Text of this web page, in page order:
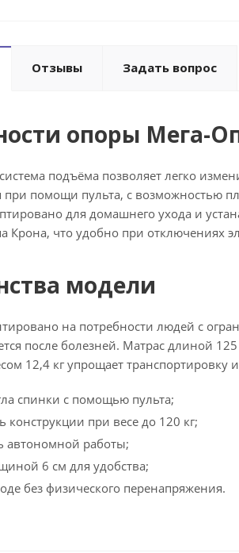
Отзывы Задать вопрос
опоры Мега-
подъёма позволяет легко
при помощи пульта, с возможностью
для домашнего ухода и
Крона, что удобно при отключениях
модели
на потребности людей с
после болезней. Матрас длиной
12,4 кг упрощает транспортировку
спинки с помощью пульта;
конструкции при весе до 120 кг;
автономной работы;
6 см для удобства;
без физического перенапряжения.